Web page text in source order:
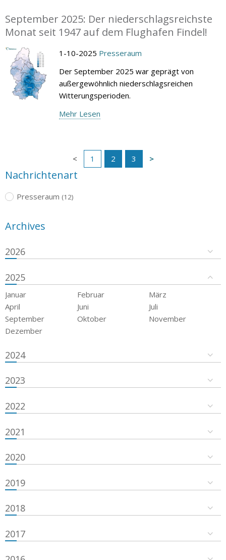
September 2025: Der niederschlagsreichste
Monat seit 1947 auf dem Flughafen Findel!
1-10-2025 Presseraum
Der September 2025 war geprägt von
außergewöhnlich niederschlagsreichen
Witterungsperioden.
Mehr Lesen
1 2 3
Nachrichtenart
Presseraum (12)
Archives
2026
2025
Januar Februar
März
April
Juni
Juli
September
Oktober
November
Dezember
2024
2023
2022
2021
2020
2019
2018
2017